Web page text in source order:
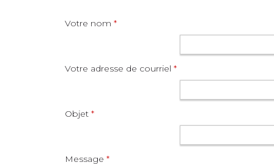
Votre nom *
Votre adresse de courriel *
Objet *
Message *